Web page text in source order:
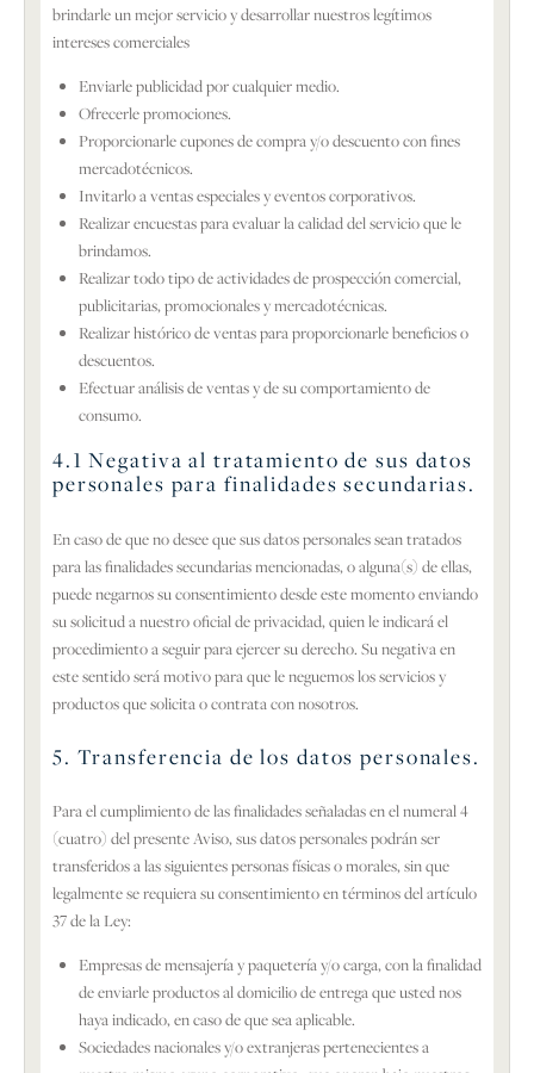
brindarle un mejor servicio y desarrollar nuestros legítimos
intereses comerciales
Enviarle publicidad por cualquier medio.
Ofrecerle promociones.
Proporcionarle cupones de compra y/o descuento con fines
mercadotécnicos.
Invitarlo a ventas especiales y eventos corporativos.
Realizar encuestas para evaluar la calidad del servicio que le
brindamos.
Realizar todo tipo de actividades de prospección comercial,
publicitarias, promocionales y mercadotécnicas.
Realizar histórico de ventas para proporcionarle beneficios o
descuentos.
Efectuar análisis de ventas y de su comportamiento de
consumo.
4.1 Negativa al tratamiento de sus datos
personales para finalidades secundarias.
En caso de que no desee que sus datos personales sean tratados
para las finalidades secundarias mencionadas, o alguna(s) de ellas,
puede negarnos su consentimiento desde este momento enviando
su solicitud a nuestro oficial de privacidad, quien le indicará el
procedimiento a seguir para ejercer su derecho. Su negativa en
este sentido será motivo para que le neguemos los servicios y
productos que solicita o contrata con nosotros.
5. Transferencia de los datos personales.
Para el cumplimiento de las finalidades señaladas en el numeral 4
(cuatro) del presente Aviso, sus datos personales podrán ser
transferidos a las siguientes personas físicas o morales, sin que
legalmente se requiera su consentimiento en términos del artículo
37 de la Ley:
Empresas de mensajería y paquetería y/o carga, con la finalidad
de enviarle productos al domicilio de entrega que usted nos
haya indicado, en caso de que sea aplicable.
Sociedades nacionales y/o extranjeras pertenecientes a